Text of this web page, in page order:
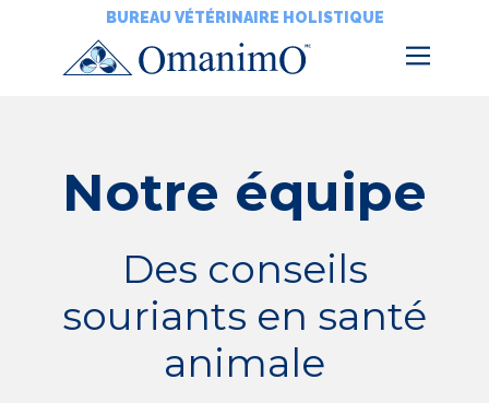
BUREAU VÉTÉRINAIRE HOLISTIQUE
Notre équipe
Des conseils
souriants en santé
animale